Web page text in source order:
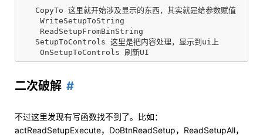
   CopyTo 这里就开始涉及显示的东西，其实就是给参数赋值
    WriteSetupToString
    ReadSetupFromBinString
   SetupToControls 这里是把内容处理，显示到ui上
二次破解
不过这里发现有写函数找不到了。比如：
actReadSetupExecute，DoBtnReadSetup，ReadSetupAll，